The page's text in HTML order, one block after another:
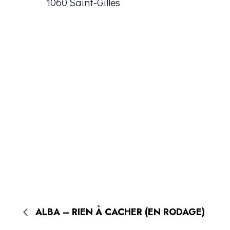
ALBA – RIEN À CACHER (EN RODAGE)